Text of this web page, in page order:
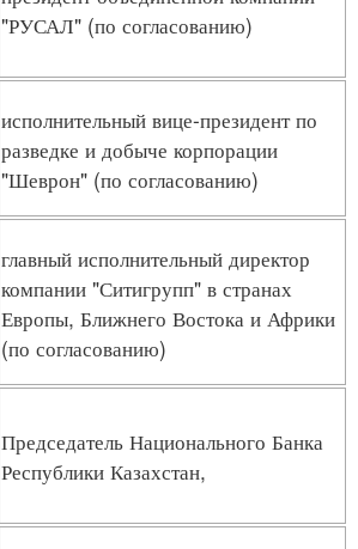
"РУСАЛ" (по согласованию)
исполнительный вице-президент по
разведке и добыче корпорации
"Шеврон" (по согласованию)
главный исполнительный директор
компании "Ситигрупп" в странах
Европы, Ближнего Востока и Африки
(по согласованию)
Председатель Национального Банка
Республики Казахстан,